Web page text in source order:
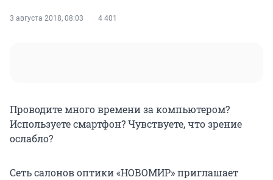
3 августа 2018, 08:03 4 401
Проводите много времени за компьютером?
Используете смартфон? Чувствуете, что зрение
ослабло?
Сеть салонов оптики «НОВОМИР» приглашает